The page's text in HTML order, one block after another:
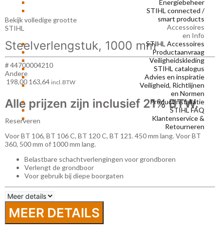
Energiebeheer
STIHL connected /
smart products
Accessoires
en Info
STIHL Accessoires
Productaanvraag
Veiligheidskleding
STIHL catalogus
Advies en inspiratie
Veiligheid, Richtlijnen
en Normen
Productinstallatie
STIHL FAQ
Klantenservice &
Retourneren
Bekijk volledige grootte
STIHL
Steelverlengstuk, 1000 mm
# 44700004210
Andere
198,00 163,64 incl. BTW
Alle prijzen zijn inclusief 21% BTW.
Reserveren
Voor BT 106, BT 106 C, BT 120 C, BT 121. 450 mm lang. Voor BT
360, 500 mm of 1000 mm lang.
Belastbare schachtverlengingen voor grondboren
Verlengt de grondboor
Voor gebruik bij diepe boorgaten
MEER DETAILS